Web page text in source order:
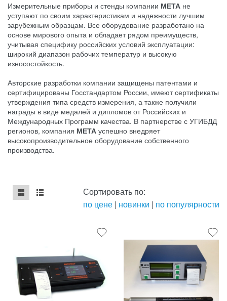
Измерительные приборы и стенды компании МЕТА не
уступают по своим характеристикам и надежности лучшим
зарубежным образцам. Все оборудование разработано на
основе мирового опыта и обладает рядом преимуществ,
учитывая специфику российских условий эксплуатации:
широкий диапазон рабочих температур и высокую
износостойкость.
Авторские разработки компании защищены патентами и
сертифицированы Госстандартом России, имеют сертификаты
утверждения типа средств измерения, а также получили
награды в виде медалей и дипломов от Российских и
Международных Программ качества. В партнерстве с УГИБДД
регионов, компания МЕТА успешно внедряет
высокопроизводительное оборудование собственного
производства.
mse2_chunk_default
mse2_chunk_alternate
Сортировать по:
по цене | новинки | по популярности